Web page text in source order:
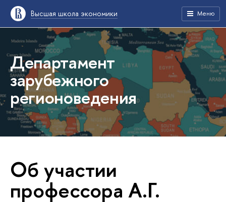
Высшая школа экономики Меню
Департамент
зарубежного
регионоведения
Об участии
профессора А.Г.